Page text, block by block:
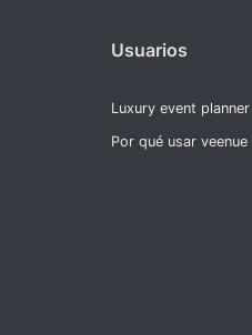
Usuarios
Luxury event planner
Por qué usar veenue